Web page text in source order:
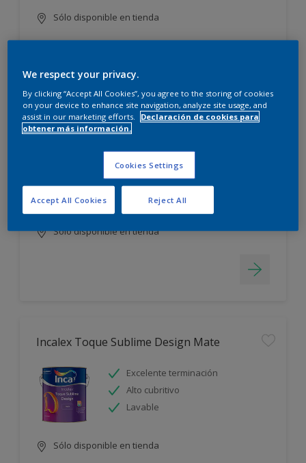
Sólo disponible en tienda
Incamax
Blanco más durable
Sólo disponible en tienda
Incalex Toque Sublime Design Mate
Excelente terminación
Alto cubritivo
Lavable
Sólo disponible en tienda
We respect your privacy.
By clicking “Accept All Cookies”, you agree to the storing of cookies
on your device to enhance site navigation, analyze site usage, and
assist in our marketing efforts.
Declaración de cookies para
obtener más información.
Cookies Settings
Reject All
Accept All Cookies